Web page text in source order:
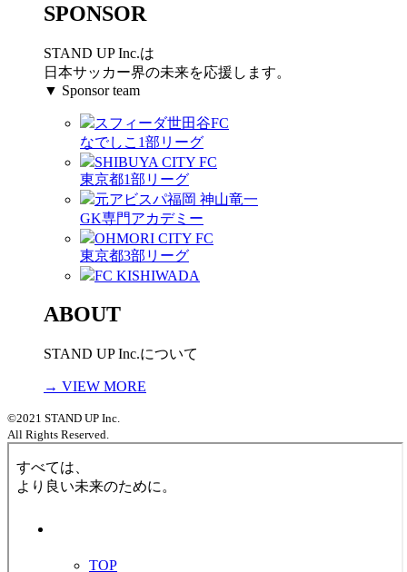
SPONSOR
STAND UP Inc.は
日本サッカー界の未来を応援します。
▼ Sponsor team
スフィーダ世田谷FC
なでしこ1部リーグ
SHIBUYA CITY FC
東京都1部リーグ
元アビスパ福岡 神山竜一
GK専門アカデミー
OHMORI CITY FC
東京都3部リーグ
FC KISHIWADA
ABOUT
STAND UP Inc.について
→ VIEW MORE
©2021 STAND UP Inc.
All Rights Reserved.